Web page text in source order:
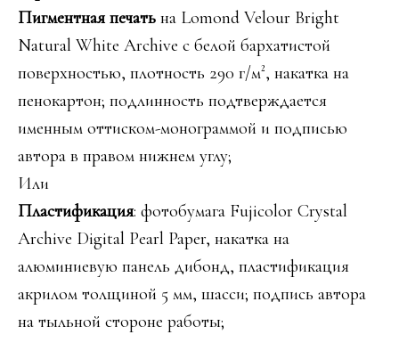
Пигментная печать на Lomond Velour Bright
Natural White Archive с белой бархатистой
поверхностью, плотность 290 г/м², накатка на
пенокартон; подлинность подтверждается
именным оттиском-монограммой и подписью
автора в правом нижнем углу;
Или
Пластификация: фотобумага Fujicolor Crystal
Archive Digital Pearl Paper, накатка на
алюминиевую панель дибонд, пластификация
акрилом толщиной 5 мм, шасси; подпись автора
на тыльной стороне работы;